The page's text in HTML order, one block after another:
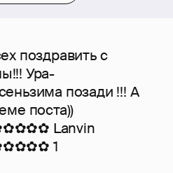
поздравить с
Ура-
позади !!! А
поста))
Lanvin
1